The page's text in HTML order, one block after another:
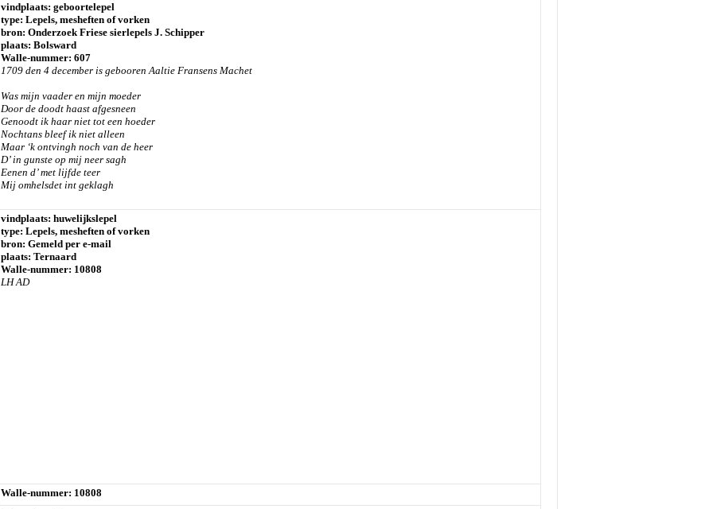
vindplaats: geboortelepel
type: Lepels, mesheften of vorken
bron: Onderzoek Friese sierlepels J. Schipper
plaats: Bolsward
Walle-nummer: 607
1709 den 4 december is gebooren Aaltie Fransens Machet
Was mijn vaader en mijn moeder
Door de doodt haast afgesneen
Genoodt ik haar niet tot een hoeder
Nochtans bleef ik niet alleen
Maar ‘k ontvingh noch van de heer
D’ in gunste op mij neer sagh
Eenen d’ met lijfde teer
Mij omhelsdet int geklagh
vindplaats: huwelijkslepel
type: Lepels, mesheften of vorken
bron: Gemeld per e-mail
plaats: Ternaard
Walle-nummer: 10808
LH AD
Walle-nummer: 10808